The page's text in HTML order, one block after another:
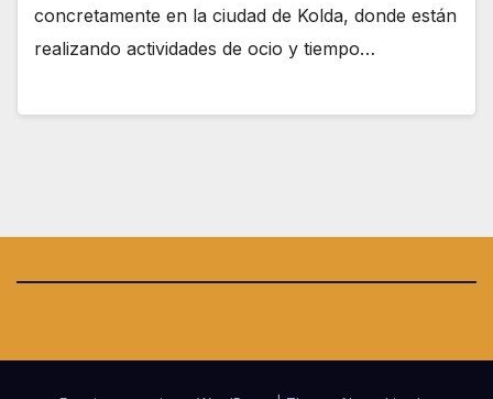
concretamente en la ciudad de Kolda, donde están
realizando actividades de ocio y tiempo…